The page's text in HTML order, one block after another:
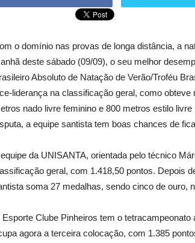
o domínio nas provas de longa distância, a
deste sábado (09/09), o seu melhor
Absoluto de Natação de Verão/Troféu
liderança na classificação geral, como
nado livre feminino e 800 metros estilo
a equipe santista tem boas chances de
da UNISANTA, orientada pelo técnico
geral, com 1.418,50 pontos. Depois
soma 27 medalhas, sendo cinco de ouro,
Esporte Clube Pinheiros tem o
agora a terceira colocação, com 1.385